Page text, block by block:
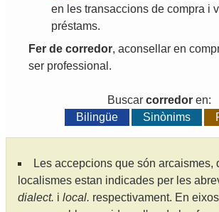
en les transaccions de compra i
préstams.
Fer de corredor, aconsellar en
ser professional .
Buscar corredor en:
Bilingüe
Sinònims
Les accepcions que són arcaismes,
localismes estan indicades per les
dialect. i local. respectivament. En